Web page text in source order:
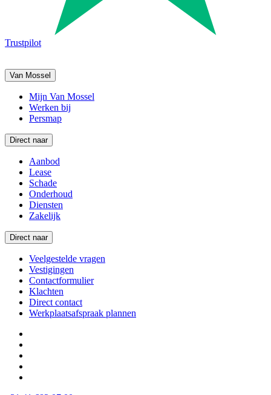
Trustpilot
Van Mossel
Mijn Van Mossel
Werken bij
Persmap
Direct naar
Aanbod
Lease
Schade
Onderhoud
Diensten
Zakelijk
Direct naar
Veelgestelde vragen
Vestigingen
Contactformulier
Klachten
Direct contact
Werkplaatsafspraak plannen